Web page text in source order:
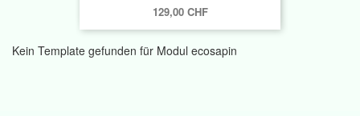
129,00 CHF
Kein Template gefunden für Modul ecosapin